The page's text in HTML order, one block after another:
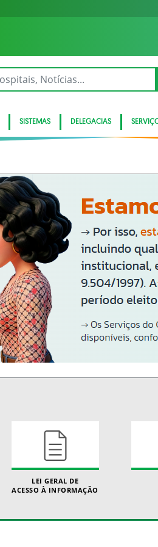
SISTEMAS DELEGACIAS
LEI GERAL DE
ACESSO À INFORMAÇÃO